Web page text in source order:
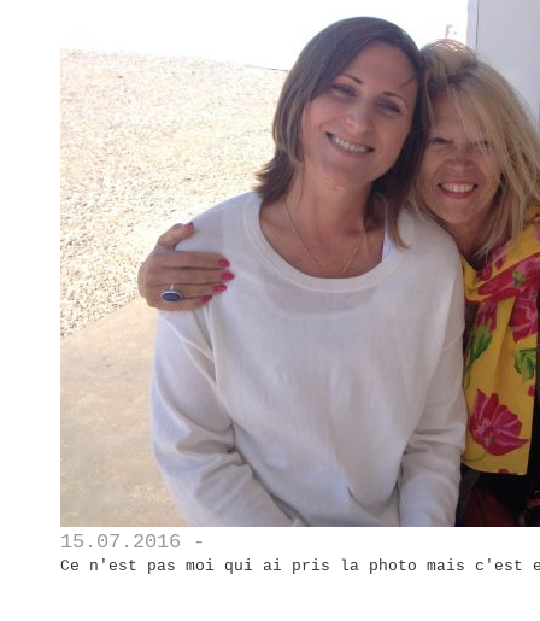
15.07.2016 -
Ce n'est pas moi qui ai pris la photo mais